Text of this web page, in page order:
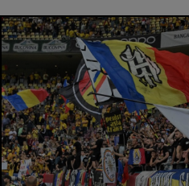
SuperLiga
Liga 2
Cupa României
Echipa
U21